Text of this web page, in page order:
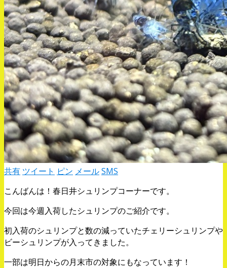
共有 ツイート ピン メールSMS
こんばんは！春日井シュリンプコーナーです。
今回は今週入荷したシュリンプのご紹介です。
初入荷のシュリンプと数の減っていたチェリーシュリンプや
ビーシュリンプが入ってきました。
一部は明日からの月末市の対象にもなっています！